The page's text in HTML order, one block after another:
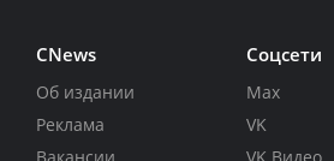
CNews
Об издании
Реклама
Соцсети
Max
VK